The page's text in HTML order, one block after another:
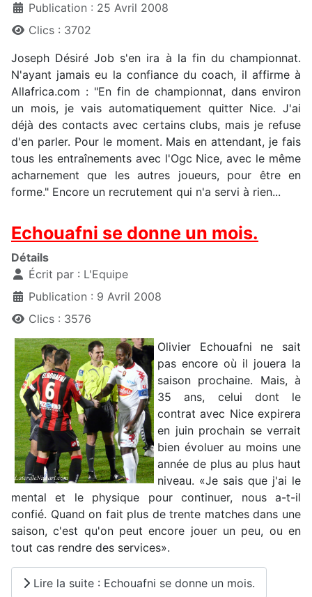
Publication : 25 Avril 2008
Clics : 3702
Joseph Désiré Job s'en ira à la fin du championnat.
N'ayant jamais eu la confiance du coach, il affirme à
Allafrica.com : "En fin de championnat, dans environ
un mois, je vais automatiquement quitter Nice. J'ai
déjà des contacts avec certains clubs, mais je refuse
d'en parler. Pour le moment. Mais en attendant, je fais
tous les entraînements avec l'Ogc Nice, avec le même
acharnement que les autres joueurs, pour être en
forme." Encore un recrutement qui n'a servi à rien...
Echouafni se donne un mois.
Détails
Écrit par : L'Equipe
Publication : 9 Avril 2008
Clics : 3576
Olivier Echouafni ne sait
pas encore où il jouera la
saison prochaine. Mais, à
35 ans, celui dont le
contrat avec Nice expirera
en juin prochain se verrait
bien évoluer au moins une
année de plus au plus haut
niveau. «Je sais que j'ai le
mental et le physique pour continuer, nous a-t-il
confié. Quand on fait plus de trente matches dans une
saison, c'est qu'on peut encore jouer un peu, ou en
tout cas rendre des services».
Lire la suite : Echouafni se donne un mois.